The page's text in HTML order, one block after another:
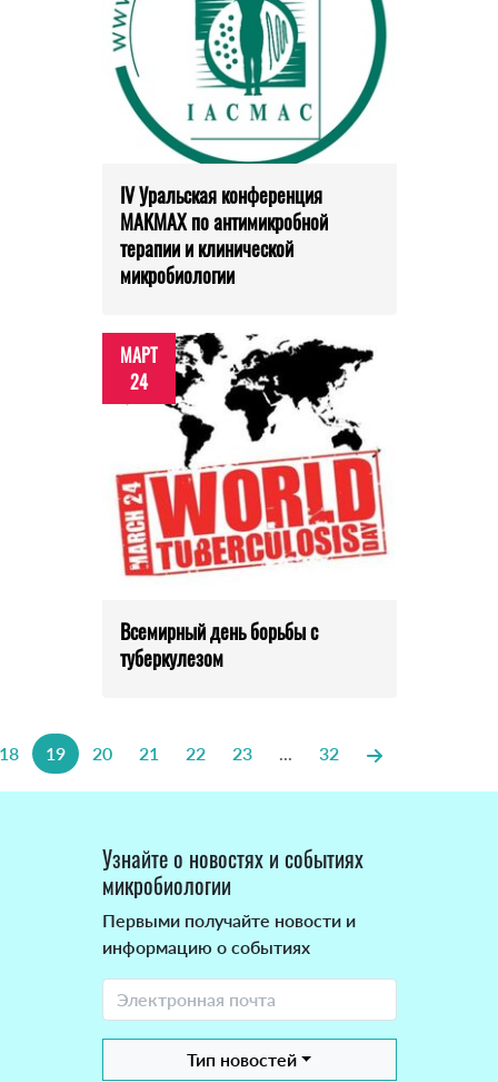
IV Уральская конференция
МАКМАХ по антимикробной
терапии и клинической
микробиологии
МАРТ
24
Всемирный день борьбы с
туберкулезом
19 20 21 22 23 ... 32
Узнайте о новостях и событиях
микробиологии
Первыми получайте новости и
информацию о событиях
Тип новостей